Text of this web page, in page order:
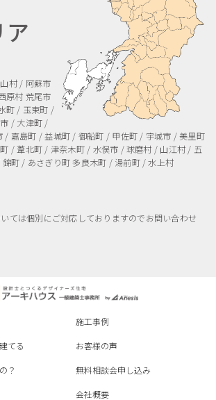
村 / 阿蘇市
原村 荒尾市
町 / 玉東町 /
/ 大津町 /
/ 嘉島町 / 益城町 / 御船町 / 甲佐町 / 宇城市 / 美里町
/ 葦北町 / 津奈木町 / 水俣市 / 球磨村 / 山江村 / 五
町 / あさぎり町 多良木町 / 湯前町 / 水上村
ては個別にご対応しておりますのでお問い合わせ
てる
？
施工事例
お客様の声
無料相談会申し込み
会社概要